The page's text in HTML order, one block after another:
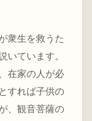
衆生を救うた
いています。
在家の人が必
すれば子供の
、観音菩薩の